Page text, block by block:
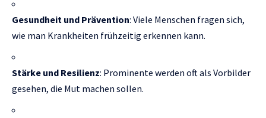
Gesundheit und Prävention: Viele Menschen fragen sich,
wie man Krankheiten frühzeitig erkennen kann.
Stärke und Resilienz: Prominente werden oft als Vorbilder
gesehen, die Mut machen sollen.